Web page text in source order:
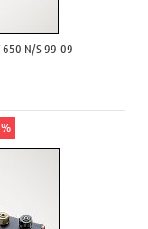
650 N/S 99-09